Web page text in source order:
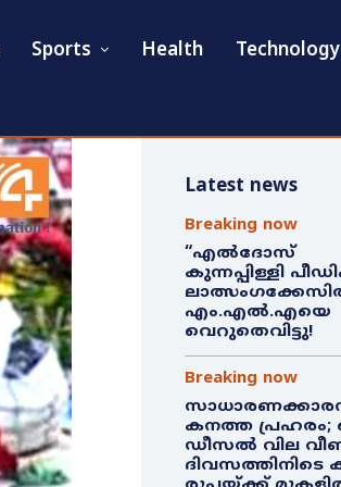
Sports Health Technology
Latest news
Breaking now
“എൽദോസ്
കുന്നപ്പിള്ളി
എം.എൽ.എയെ
വെറുതെവിട്ടു!
Breaking now
കനത്ത പ്രഹരം;
ഡീസൽ വില
ദിവസത്തിനിടെ